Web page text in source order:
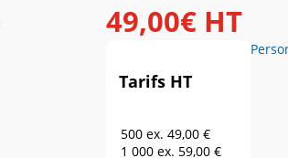
49,00€ HT
Tarifs HT
500 ex. 49,00 €
1 000 ex. 59,00 €